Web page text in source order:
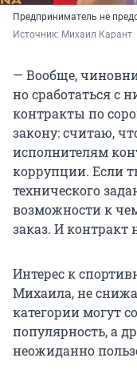
Предприниматель не
Источник: Михаил Карант
— Вообще,
но сработаться с
контракты по
закону: считаю,
исполнителям
коррупции. Если
технического
возможности к
заказ. И контракт
Интерес к
Михаила, не
категории могут
популярность, а
неожиданно